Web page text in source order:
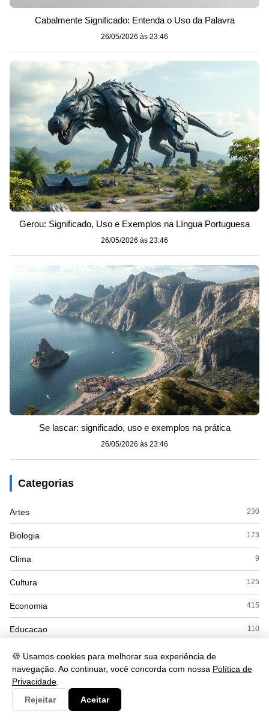
🍪 Usamos cookies para melhorar sua experiência de
navegação. Ao continuar, você concorda com nossa Política de
Privacidade
Rejeitar
Aceitar
Cabalmente Significado: Entenda o Uso da Palavra
26/05/2026 às 23:46
Gerou: Significado, Uso e Exemplos na Língua Portuguesa
26/05/2026 às 23:46
Se lascar: significado, uso e exemplos na prática
26/05/2026 às 23:46
Categorias
Artes 230
Biologia 173
Clima 9
Cultura 125
Economia 415
Educacao 110
ENEM
Espanhol
Esporte